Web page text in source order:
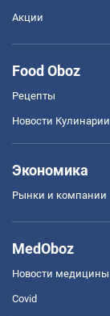
Акции
Food Oboz
Рецепты
Новости Кулинарии
Экономика
Рынки и компании
MedOboz
Новости медицины
Covid